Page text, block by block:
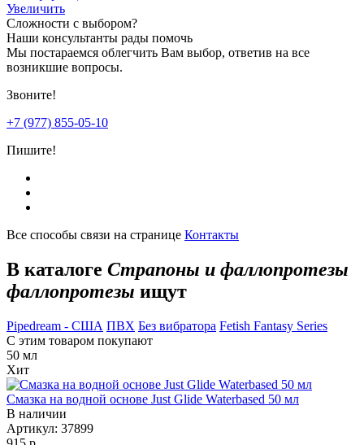
Увеличить
Сложности с выбором?
Наши консультанты рады помочь
Мы постараемся облегчить Вам выбор, ответив на все
возникшие вопросы.
Звоните!
+7 (977) 855-05-10
Пишите!
Все способы связи на странице Контакты
В каталоге Страпоны и фаллопротезы
фаллопротезы ищут
Pipedream - США ПВХ Без вибратора Fetish Fantasy Series
С этим товаром покупают
50 мл
Хит
Смазка на водной основе Just Glide Waterbased 50 мл
В наличии
Артикул: 37899